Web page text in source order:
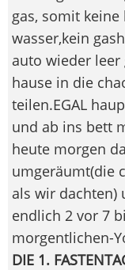
gas, somit
wasser,kein
auto wieder
hause in die
teilen.EGAL
und ab ins bett
heute morgen
umgeräumt(die
als wir dachten)
endlich 2 vor 7
morgentlichen-
DIE 1.